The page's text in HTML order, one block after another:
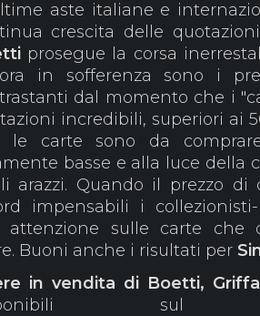
aste italiane e
crescita delle
prosegue la corsa
in sofferenza sono i
dal momento che i
incredibili, superiori ai
le carte sono da
basse e alla luce della
arazzi. Quando il prezzo
impensabili i
attenzione sulle carte che
Buoni anche i risultati per
in vendita di Boetti,
sul